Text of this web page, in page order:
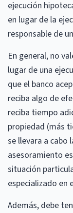
ejecución
en lugar de la
responsable de
En general, no
lugar de una
que el banco
reciba algo de
reciba tiempo
propiedad (más
se llevara a cabo
asesoramiento
situación
especializado en
Además, debe